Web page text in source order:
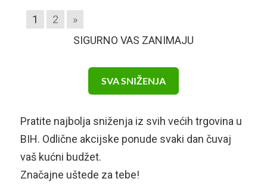
1 2
»
SIGURNO VAS ZANIMAJU
SVA SNIŽENJA
Pratite najbolja sniženja iz svih većih trgovina u
BIH. Odlične akcijske ponude svaki dan čuvaj
vaš kućni budžet.
Značajne uštede za tebe!